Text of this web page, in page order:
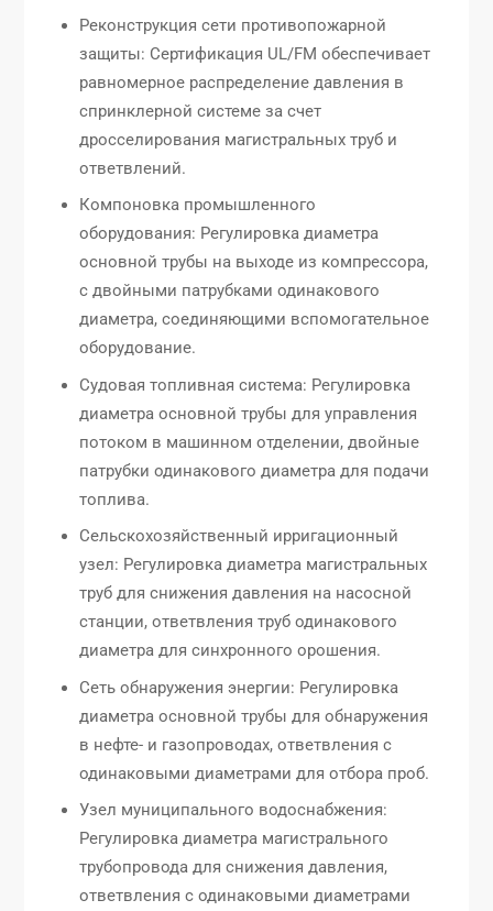
Реконструкция сети противопожарной
защиты: Сертификация UL/FM обеспечивает
равномерное распределение давления в
спринклерной системе за счет
дросселирования магистральных труб и
ответвлений.
Компоновка промышленного
оборудования: Регулировка диаметра
основной трубы на выходе из компрессора,
с двойными патрубками одинакового
диаметра, соединяющими вспомогательное
оборудование.
Судовая топливная система: Регулировка
диаметра основной трубы для управления
потоком в машинном отделении, двойные
патрубки одинакового диаметра для подачи
топлива.
Сельскохозяйственный ирригационный
узел: Регулировка диаметра магистральных
труб для снижения давления на насосной
станции, ответвления труб одинакового
диаметра для синхронного орошения.
Сеть обнаружения энергии: Регулировка
диаметра основной трубы для обнаружения
в нефте- и газопроводах, ответвления с
одинаковыми диаметрами для отбора проб.
Узел муниципального водоснабжения:
Регулировка диаметра магистрального
трубопровода для снижения давления,
ответвления с одинаковыми диаметрами